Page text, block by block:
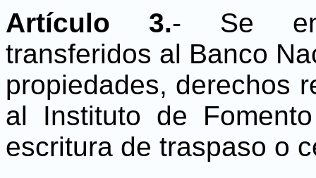
Artículo 3.- Se
transferidos al Banco
propiedades, derechos
al Instituto de
escritura de traspaso o